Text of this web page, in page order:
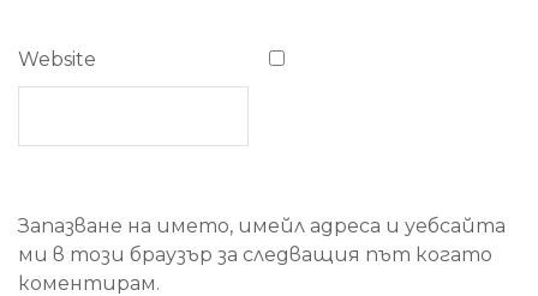
Website
Запазване на името, имейл адреса и уебсайта
ми в този браузър за следващия път когато
коментирам.